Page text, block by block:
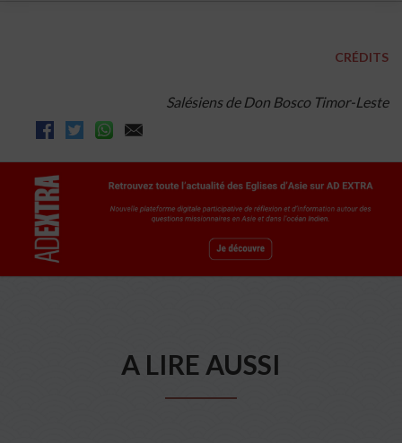
CRÉDITS
Salésiens de Don Bosco Timor-Leste
A LIRE AUSSI